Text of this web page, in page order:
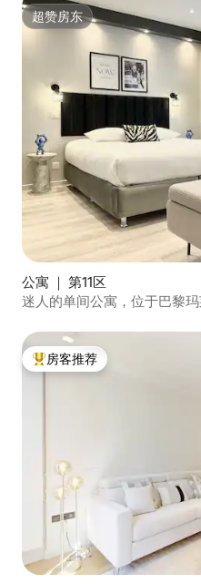
超赞房东
超赞房东
公寓 ｜ 第11区
迷人的单间公寓，位于巴黎
热门「房客推荐」
房客推荐